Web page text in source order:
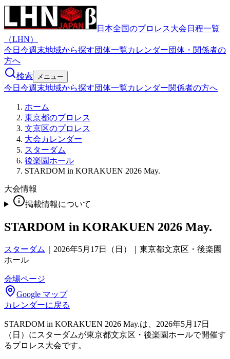
日本全国のプロレス大会日程一覧
（LHN）
今日 今週末地域から探す団体一覧カレンダー団体・関係者の
方へ
検索
メニュー
今日 今週末地域から探す団体一覧カレンダー関係者の方へ
ホーム
東京都のプロレス
文京区のプロレス
大会カレンダー
スターダム
後楽園ホール
STARDOM in KORAKUEN 2026 May.
大会情報
掲載情報について
STARDOM in KORAKUEN 2026 May.
スターダム
2026年5月17日（日）｜東京都文京区・後楽園
ホール
会場ページ
Google マップ
カレンダーに戻る
STARDOM in KORAKUEN 2026 May.は、2026年5月17日
（日）にスターダムが東京都文京区・後楽園ホールで開催す
るプロレス大会です。